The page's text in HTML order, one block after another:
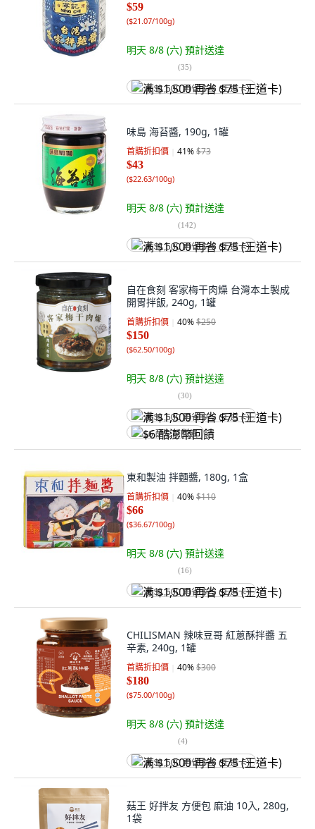
$59
($21.07/100g)
明天 8/8 (六) 預計送達
(35)
满 $1,500 再省 $75 (王道卡)
味島 海苔醬, 190g, 1罐
首購折扣價 41%$73
$43
($22.63/100g)
明天 8/8 (六) 預計送達
(142)
满 $1,500 再省 $75 (王道卡)
自在食刻 客家梅干肉燥 台灣本土製成
開胃拌飯, 240g, 1罐
首購折扣價 40%$250
$150
($62.50/100g)
明天 8/8 (六) 預計送達
(30)
满 $1,500 再省 $75 (王道卡)
$6 酷澎幣回饋
東和製油 拌麵醬, 180g, 1盒
首購折扣價 40%$110
$66
($36.67/100g)
明天 8/8 (六) 預計送達
(16)
满 $1,500 再省 $75 (王道卡)
CHILISMAN 辣味豆哥 紅蔥酥拌醬 五
辛素, 240g, 1罐
首購折扣價 40%$300
$180
($75.00/100g)
明天 8/8 (六) 預計送達
(4)
满 $1,500 再省 $75 (王道卡)
菇王 好拌友 方便包 麻油 10入, 280g,
1袋